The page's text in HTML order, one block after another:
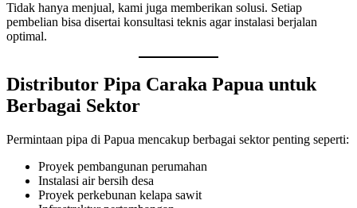
Tidak hanya menjual, kami juga memberikan solusi. Setiap
pembelian bisa disertai konsultasi teknis agar instalasi berjalan
optimal.
Distributor Pipa Caraka Papua untuk
Berbagai Sektor
Permintaan pipa di Papua mencakup berbagai sektor penting seperti:
Proyek pembangunan perumahan
Instalasi air bersih desa
Proyek perkebunan kelapa sawit